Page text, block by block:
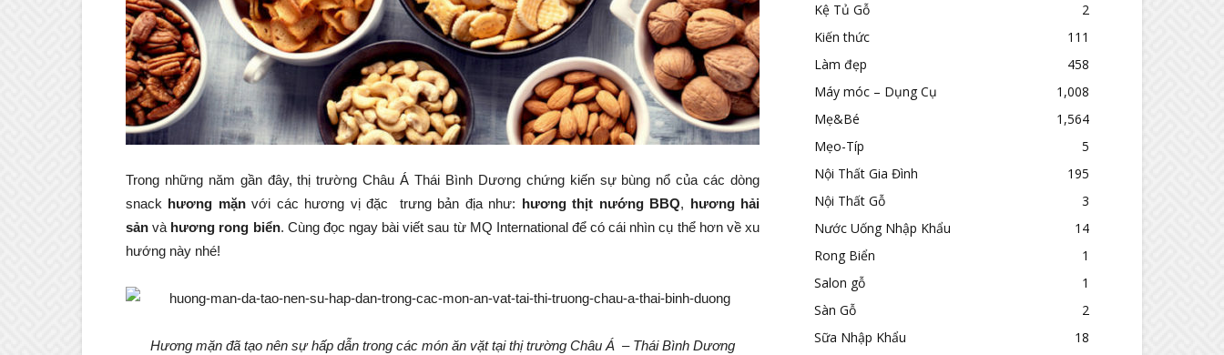
Trong những năm gần đây, thị trường Châu Á Thái Bình Dương chứng kiến sự bùng nổ của các dòng
snack hương mặnvới các hương vị đặc trưng bản địa như: hương thịt nướng BBQ, hương hải
sản và hương rong biển. Cùng đọc ngay bài viết sau từ MQ International để có cái nhìn cụ thể hơn về xu
hướng này nhé!
Hương mặn đã tạo nên sự hấp dẫn trong các món ăn vặt tại thị trường Châu Á – Thái Bình Dương
Kệ Tủ Gỗ
2
Kiến thức
111
Làm đẹp
458
Máy móc – Dụng Cụ
1,008
Mẹ&Bé
1,564
Mẹo-Típ
5
Nội Thất Gia Đình
195
Nội Thất Gỗ
3
Nước Uống Nhập Khẩu
14
Rong Biển
1
Salon gỗ
1
Sàn Gỗ
2
Sữa Nhập Khẩu
18